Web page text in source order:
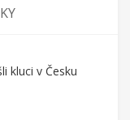
kluci v Česku